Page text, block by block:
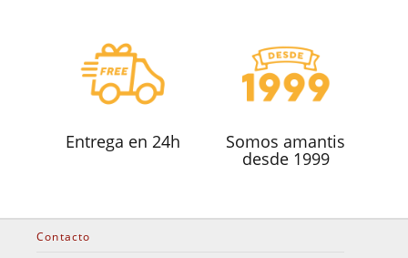
Entrega en 24h Somos amantis
desde 1999
Contacto